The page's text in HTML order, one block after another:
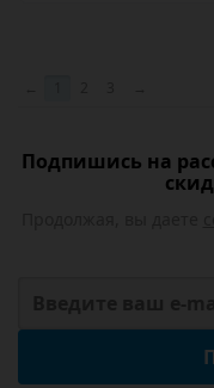
Подпишись на